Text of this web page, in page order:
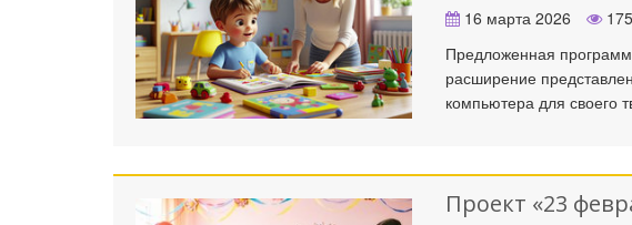
16 марта 2026
Предложенная
расширение
компьютера для своего
Проект «23